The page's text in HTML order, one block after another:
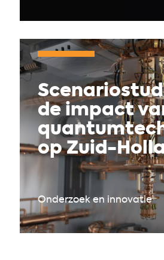
de impact
op Zuid-
Onderzoek en innovatie